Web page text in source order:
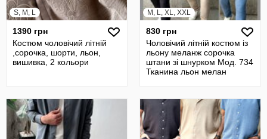
S, M, L
1390 грн
Костюм чоловічий літній
,сорочка, шорти, льон,
вишивка, 2 кольори
M, L, XL, XXL
830 грн
Чоловічий літній костюм із
льону меланж сорочка
штани зі шнурком Мод. 734
Тканина льон мелан